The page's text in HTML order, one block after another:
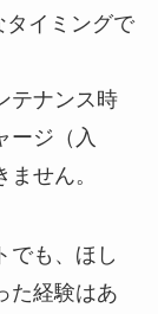
タイミングで
テナンス時
ージ（入
せん。
でも、ほし
た経験はあ